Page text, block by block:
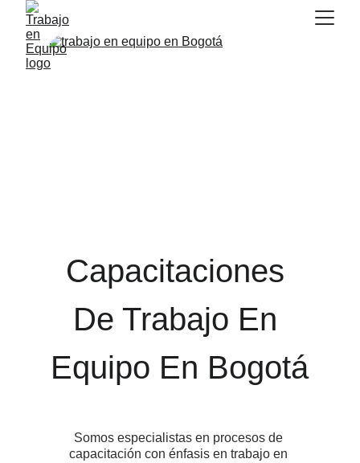
Capacitaciones
De Trabajo En
Equipo En Bogotá
Somos especialistas en procesos de
capacitación con énfasis en trabajo en